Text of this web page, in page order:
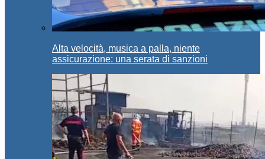
Alta velocità, musica a palla, niente
assicurazione: una serata di sanzioni